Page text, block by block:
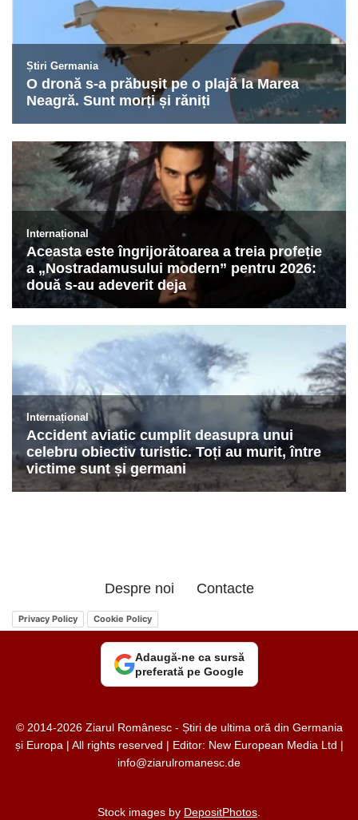
Despre noi Contacte
Privacy Policy Cookie Policy
Adaugă-ne ca sursă
preferată pe Google
© 2014-2026 Ziarul Românesc - Știri de ultima oră din Germania
și Europa | All rights reserved | Editor: New European Media Ltd |
info@ziarulromanesc.de
Stock images by DepositPhotos